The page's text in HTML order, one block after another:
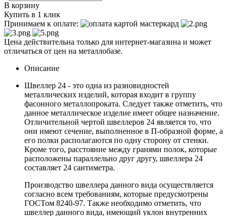
В корзину
Купить в 1 клик
Принимаем к оплате:
Цена действительна только для интернет-магазина и может
отличаться от цен на металлобазе.
Описание
Швеллер 24 - это одна из разновидностей
металлических изделий, которая входит в группу
фасонного металлопроката. Следует также отметить, что
данное металлическое изделие имеет общее назначение.
Отличительной чертой швеллеров 24 является то, что
они имеют сечение, выполненное в П-образной форме, а
его полки располагаются по одну сторону от стенки.
Кроме того, расстояние между гранями полок, которые
расположены параллельно друг другу, швеллера 24
составляет 24 сантиметра.
Производство швеллера данного вида осуществляется
согласно всем требованиям, которые предусмотрены
ГОСТом 8240-97. Также необходимо отметить, что
швеллер данного вида, имеющий уклон внутренних